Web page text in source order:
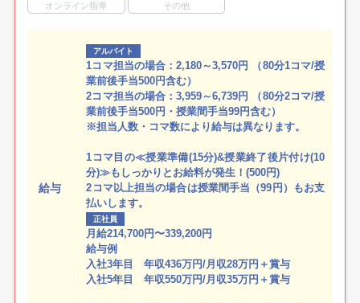
オンライン指導 その他
給与
アルバイト
1コマ担当の場合：2,180～3,570円 （80分1コマ/授
業前後手当500円含む）
2コマ担当の場合：3,959～6,739円 （80分2コマ/授
業前後手当500円・授業間手当99円含む）
※担当人数・コマ数により給与は異なります。
1コマ目の≪授業準備(15分)&授業終了後片付け(10
分)≫もしっかりとお給料が発生！(500円)
2コマ以上担当の場合は授業間手当（99円）もお支
払いします。
正社員
月給214,700円〜339,200円
給与例
入社3年目 年収436万円/月収28万円＋賞与
入社5年目 年収550万円/月収35万円＋賞与